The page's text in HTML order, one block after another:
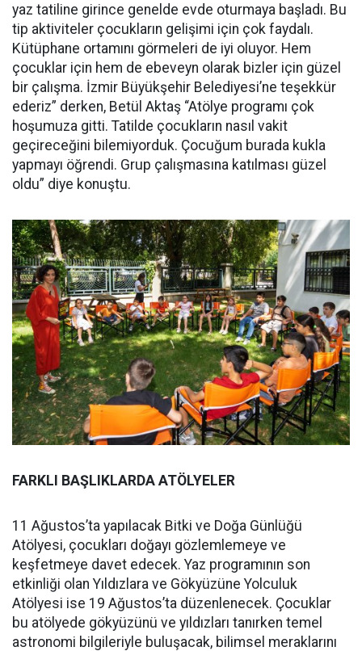
yaz tatiline girince genelde evde oturmaya başladı. Bu
tip aktiviteler çocukların gelişimi için çok faydalı.
Kütüphane ortamını görmeleri de iyi oluyor. Hem
çocuklar için hem de ebeveyn olarak bizler için güzel
bir çalışma. İzmir Büyükşehir Belediyesi’ne teşekkür
ederiz” derken, Betül Aktaş “Atölye programı çok
hoşumuza gitti. Tatilde çocukların nasıl vakit
geçireceğini bilemiyorduk. Çocuğum burada kukla
yapmayı öğrendi. Grup çalışmasına katılması güzel
oldu” diye konuştu.
FARKLI BAŞLIKLARDA ATÖLYELER
11 Ağustos’ta yapılacak Bitki ve Doğa Günlüğü
Atölyesi, çocukları doğayı gözlemlemeye ve
keşfetmeye davet edecek. Yaz programının son
etkinliği olan Yıldızlara ve Gökyüzüne Yolculuk
Atölyesi ise 19 Ağustos’ta düzenlenecek. Çocuklar
bu atölyede gökyüzünü ve yıldızları tanırken temel
astronomi bilgileriyle buluşacak, bilimsel meraklarını